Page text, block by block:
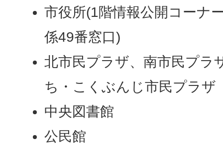
市役所(1階情報公開コーナ
係49番窓口)
北市民プラザ、南市民プラ
ち・こくぶんじ市民プラザ
中央図書館
公民館